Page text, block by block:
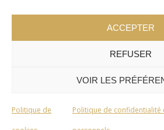
ACCEPTER
REFUSER
VOIR LES
Politique de Politique de confidentialité
© 2024 Cercle Kaizen. Tous droits réservés -